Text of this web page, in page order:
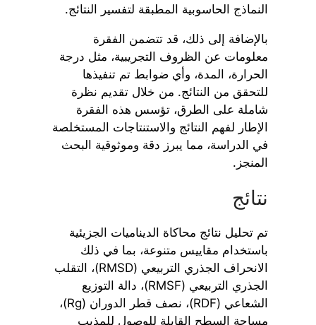
النماذج الحاسوبية المطبقة لتفسير النتائج.
بالإضافة إلى ذلك، قد تتضمن الفقرة
معلومات عن الظروف التجريبية، مثل درجة
الحرارة، المدة، وأي ضوابط تم تنفيذها
للتحقق من النتائج. من خلال تقديم نظرة
شاملة على الطرق، تؤسس هذه الفقرة
الإطار لفهم النتائج والاستنتاجات المستخلصة
في الدراسة، مما يبرز دقة وموثوقية البحث
المنجز.
نتائج
تم تحليل نتائج محاكاة الديناميات الجزيئية
باستخدام مقاييس متنوعة، بما في ذلك
الانحراف الجذري التربيعي (RMSD)، التقلب
الجذري التربيعي (RMSF)، دالة التوزيع
الشعاعي (RDF)، نصف قطر الدوران (Rg)،
مساحة السطح القابلة للوصول للمذيب